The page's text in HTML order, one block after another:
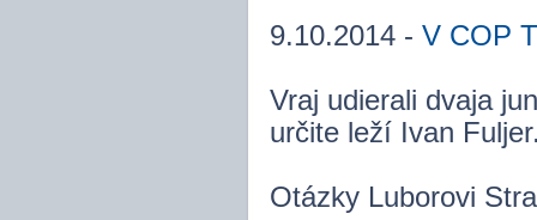
9.10.2014 - V COP
Vraj udierali dvaja
určite leží Ivan
Otázky Luborovi